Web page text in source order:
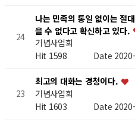
24
나는 민족의 통일 없이는 절
을 수 없다고 확신하고 있다.
기념사업회
Hit 1598 Date
23
최고의 대화는 경청이다.
기념사업회
Hit 1603 Date